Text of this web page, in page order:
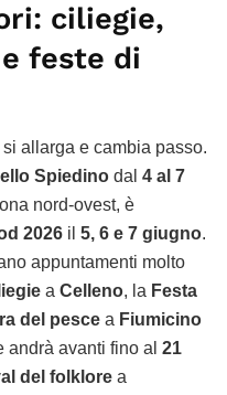
ciliegie,
feste di
allarga e cambia passo.
Spiedino dal 4 al 7
nord-ovest, è
2026 il 5, 6 e 7 giugno.
appuntamenti molto
a Celleno, la Festa
del pesce a Fiumicino
andrà avanti fino al 21
del folklore a